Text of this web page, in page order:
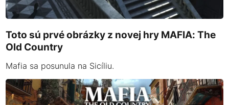
Toto sú prvé obrázky z novej hry MAFIA: The
Old Country
Mafia sa posunula na Sicíliu.